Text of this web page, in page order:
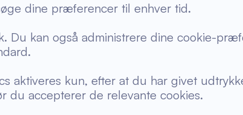
dine præferencer til enhver tid.
Du kan også administrere dine cookie-
aktiveres kun, efter at du har givet
du accepterer de relevante cookies.